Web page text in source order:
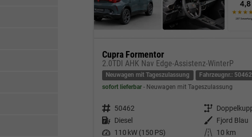
Cupra Formentor
2.0TDI AHK Nav Edge-Assistenz-WinterP
Neuwagen mit Tageszulassung
Fahrzeugnr.: 50462
sofort lieferbar
Neuwagen mit Tageszulassung
Fahrzeugnr. 50462 Getriebe
Kraftstoff Diesel Außenfarbe Fjord Blau
Leistung 110 kW (150 PS) Kilometerstand
10 km